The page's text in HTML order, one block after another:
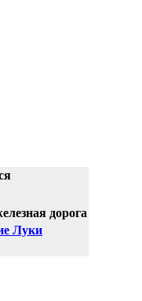
дорога
Луки